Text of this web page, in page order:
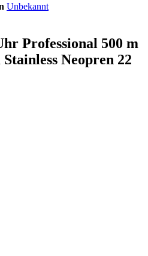
Unbekannt
Professional 500 m
Neopren 22